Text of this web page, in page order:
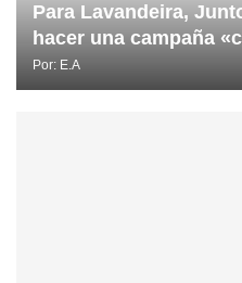
Para Lavandeira,
hacer una campaña
Por: E.A